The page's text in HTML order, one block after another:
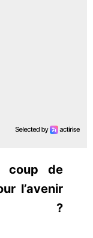
coup de
l’avenir
?